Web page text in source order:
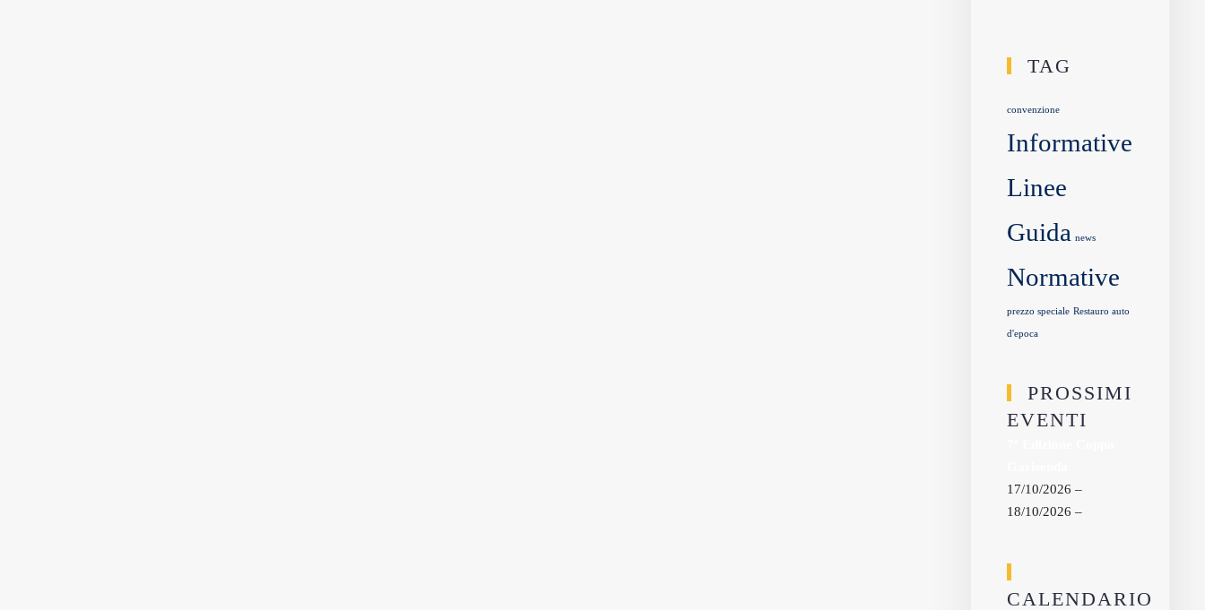
TAG
convenzione
Informative
Linee
Guida news
Normative
prezzo speciale Restauro auto
d'epoca
PROSSIMI
EVENTI
17/10/2026 –
18/10/2026 –
CALENDARIO